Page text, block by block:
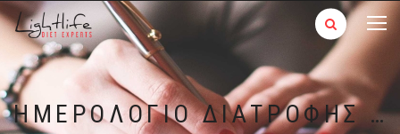
ΗΜΕΡΟΛΌΓΙΟ ΔΙΑΤΡΟΦΉΣ | ΛΙΠΑΡΆ ΨΆΡΙΑ VS ΚΌΚΚΙΝΟ ΚΡΈΑΣ!